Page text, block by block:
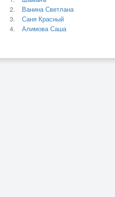
Ванина Светлана
Саня Красный
Алимова Саша